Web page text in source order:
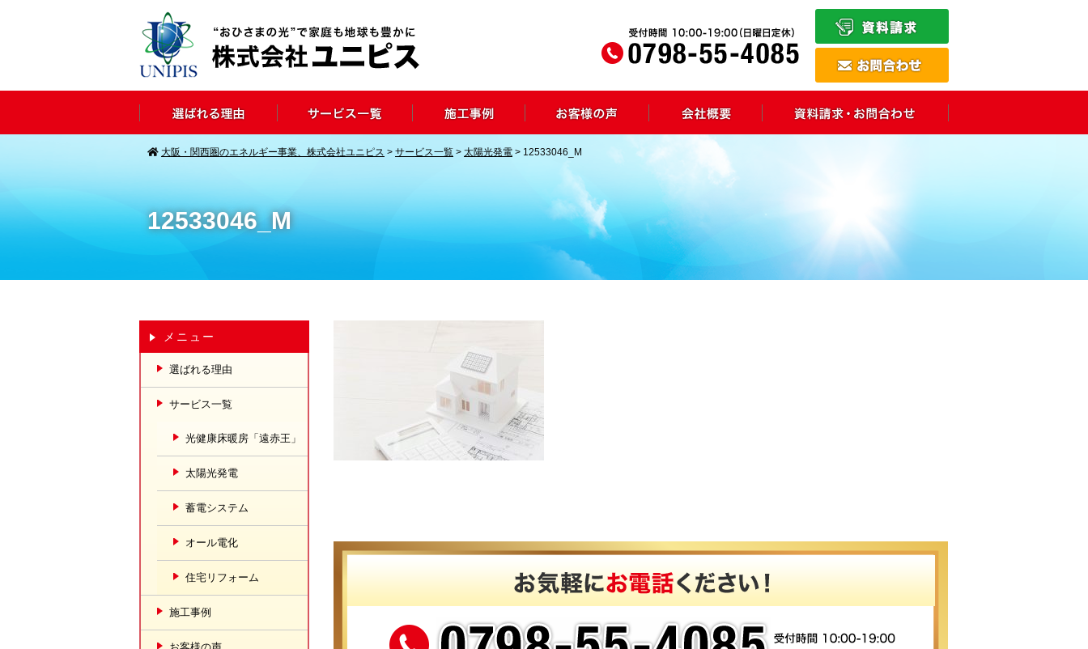
大阪・関西圏のエネルギー事業、株式会社ユニピス > サービス一覧 > 太陽光発電 > 12533046_M
12533046_M
メニュー
選ばれる理由
サービス一覧
光健康床暖房「遠赤王」
太陽光発電
蓄電システム
オール電化
住宅リフォーム
施工事例